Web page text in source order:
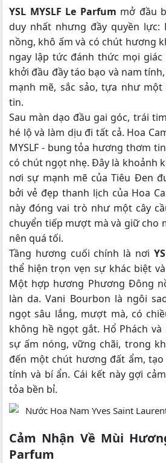
YSL MYSLF Le Parfum mở đầu
duy nhất nhưng đầy quyền lực:
nồng, khô ấm và có chút hương
ngay lập tức đánh thức mọi
khởi đầu đầy táo bạo và nam
mạnh mẽ, sắc sảo, tựa như
tin.
Sau màn dạo đầu gai góc, trái
hé lộ và làm dịu đi tất cả. Hoa
MYSLF - bung tỏa hương thơm
có chút ngọt nhẹ. Đây là khoảnh
nơi sự mạnh mẽ của Tiêu Đen
bởi vẻ đẹp thanh lịch của Hoa
này đóng vai trò như một cây
chuyển tiếp mượt mà và giữ cho
nên quá tối.
Tầng hương cuối chính là nơi
thể hiện trọn vẹn sự khác biệt
Một hợp hương Phương Đông
làn da. Vani Bourbon là ngôi
ngọt sâu lắng, mượt mà, có
không hề ngọt gắt. Hổ Phách
sự ấm nóng, vững chãi, trong
đến một chút hương đất ẩm,
tính và bí ẩn. Cái kết này gợi
tỏa bền bỉ.
Cảm Nhận Về Mùi
Parfum